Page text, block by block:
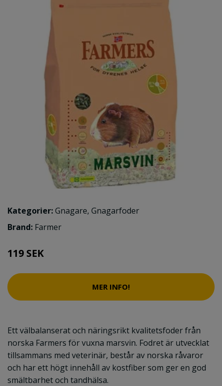
Kategorier:Gnagare, Gnagarfoder
Brand: Farmer
119 SEK
MER INFO!
Ett välbalanserat och näringsrikt kvalitetsfoder från
norska Farmers för vuxna marsvin. Fodret är utvecklat
tillsammans med veterinär, består av norska råvaror
och har ett högt innehåll av kostfiber som ger en god
smältbarhet och tandhälsa.